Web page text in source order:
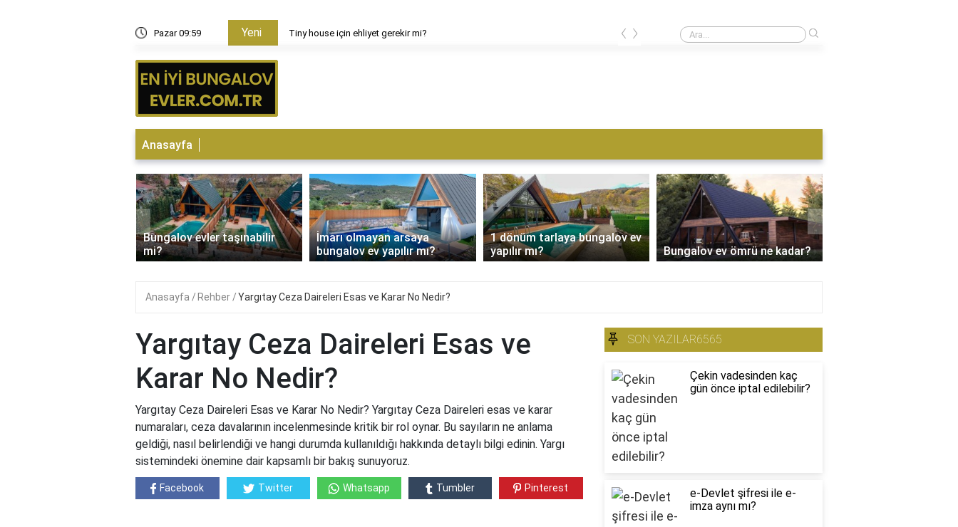
Pazar 09:59 Yeni Tiny house için ehliyet gerekir mi? Konteyner için nereye başvurulur?
‹ ›
Anasayfa
Bungalov evler taşınabilir
mi?
İmarı olmayan arsaya
bungalov ev yapılır mı?
1 dönüm tarlaya bungalov ev
yapılır mı?
Bungalov ev ömrü ne kadar?
‹ ›
Anasayfa Rehber Yargıtay Ceza Daireleri Esas ve Karar No Nedir?
Yargıtay Ceza Daireleri Esas ve
Karar No Nedir?
Yargıtay Ceza Daireleri Esas ve Karar No Nedir? Yargıtay Ceza Daireleri esas ve karar
numaraları, ceza davalarının incelenmesinde kritik bir rol oynar. Bu sayıların ne anlama
geldiği, nasıl belirlendiği ve hangi durumda kullanıldığı hakkında detaylı bilgi edinin. Yargı
sistemindeki önemine dair kapsamlı bir bakış sunuyoruz.
Facebook Twitter Whatsapp Tumbler Pinterest
SON YAZILAR6565
Çekin vadesinden kaç
gün önce iptal edilebilir?
e-Devlet şifresi ile e-
imza aynı mı?